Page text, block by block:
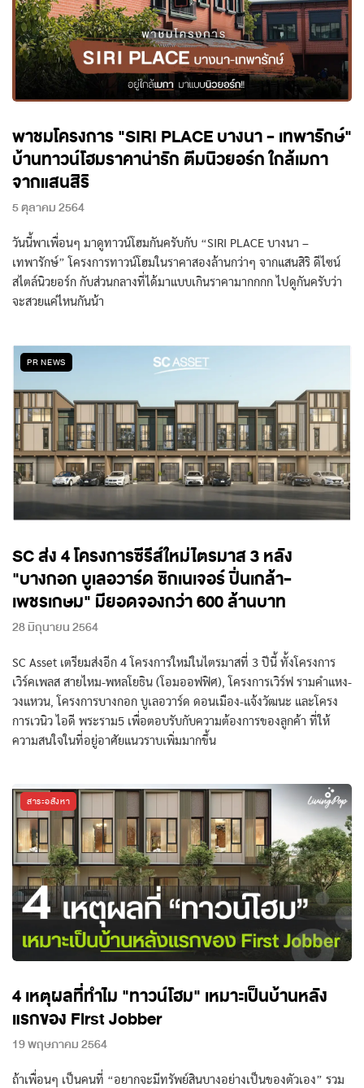
พาชมโครงการ "SIRI PLACE บางนา - เทพารักษ์"
บ้านทาวน์โฮมราคาน่ารัก ตีมนิวยอร์ก ใกล้เมกา
จากแสนสิริ
5 ตุลาคม 2564
วันนี้พาเพื่อนๆ มาดูทาวน์โฮมกันครับกับ “SIRI PLACE บางนา –
เทพารักษ์” โครงการทาวน์โฮมในราคาสองล้านกว่าๆ จากแสนสิริ ดีไซน์
สไตล์นิวยอร์ก กับส่วนกลางที่ได้มาแบบเกินราคามากกกก ไปดูกันครับว่า
จะสวยแค่ไหนกันน้า
PR NEWS
SC ส่ง 4 โครงการซีรีส์ใหม่ไตรมาส 3 หลัง
"บางกอก บูเลอวาร์ด ซิกเนเจอร์ ปิ่นเกล้า-
เพชรเกษม" มียอดจองกว่า 600 ล้านบาท
28 มิถุนายน 2564
SC Asset เตรียมส่งอีก 4 โครงการใหม่ในไตรมาสที่ 3 ปีนี้ ทั้งโครงการ
เวิร์คเพลส สายไหม-พหลโยธิน (โอมออฟฟิศ), โครงการเวิร์ฟ รามคำแหง-
วงแหวน, โครงการบางกอก บูเลอวาร์ด ดอนเมือง-แจ้งวัฒนะ และโครง
การเวนิว ไอดี พระราม5 เพื่อตอบรับกับความต้องการของลูกค้า ที่ให้
ความสนใจในที่อยู่อาศัยแนวราบเพิ่มมากขึ้น
สาระอสังหา
4 เหตุผลที่ทำไม "ทาวน์โฮม" เหมาะเป็นบ้านหลัง
แรกของ First Jobber
19 พฤษภาคม 2564
ถ้าเพื่อนๆ เป็นคนที่ “อยากจะมีทรัพย์สินบางอย่างเป็นของตัวเอง” รวม